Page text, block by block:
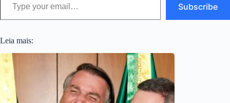
Subscribe
Leia mais: